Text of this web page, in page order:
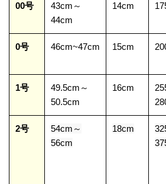
00号
43cm～
44cm
14cm
0号 46cm~47cm 15cm
1号
49.5cm～
50.5cm
16cm
2号
54cm～
56cm
18cm